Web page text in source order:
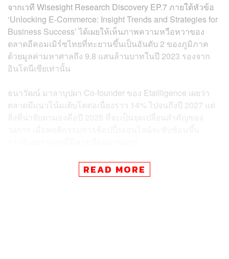
จากเวที Wisesight Research Discovery EP.7 ภายใต้หัวข้อ
‘Unlocking E-Commerce: Insight Trends and Strategies for
Business Success’ ได้เผยให้เห็นภาพความหวือหวาของ
ตลาดอีคอมเมิร์ซไทยที่ทะยานขึ้นเป็นอันดับ 2 ของภูมิภาค
ด้วยมูลค่ามหาศาลถึง 9.8 แสนล้านบาทในปี 2023 รองจาก
อินโดนีเซียเท่านั้น
ธนาวัฒน์ มาลาบุปผา Co-founder ของ Etailligence เผยว่า
ตลาดมีแนวโน้มเติบโตต่อเนื่องราว 14% ไปจนถึงปี 2027 แต่
สิ่งที่น่าจับตามองคือปี 2025 ที่จะเป็นจุดเปลี่ยนสำคัญของ
ที่น่าสนใจคือจากการสำรวจพบว่านักช้อปออนไลน์แบ่งออก
เป็นหลายกลุ่มชัดเจน โดย 35% เป็น ‘สาวกอินฟลูเอ็นเซอร์’ ที่
READ MORE